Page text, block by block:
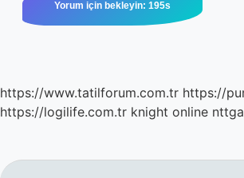
https://www.tatilforum.com.tr https://
https://logilife.com.tr knight online